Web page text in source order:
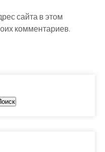
сайта в этом
комментариев.